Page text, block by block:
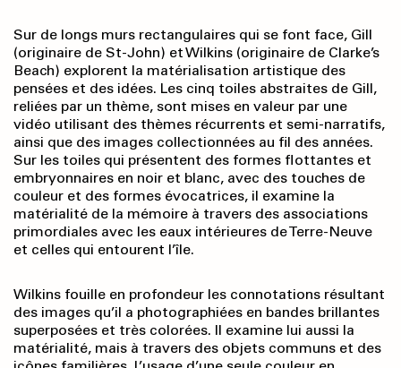
Sur de longs murs rectangulaires qui se font face, Gill
(originaire de St-John) et Wilkins (originaire de Clarke’s
Beach) explorent la matérialisation artistique des
pensées et des idées. Les cinq toiles abstraites de Gill,
reliées par un thème, sont mises en valeur par une
vidéo utilisant des thèmes récurrents et semi-narratifs,
ainsi que des images collectionnées au fil des années.
Sur les toiles qui présentent des formes flottantes et
embryonnaires en noir et blanc, avec des touches de
couleur et des formes évocatrices, il examine la
matérialité de la mémoire à travers des associations
primordiales avec les eaux intérieures de Terre-Neuve
et celles qui entourent l’île.
Wilkins fouille en profondeur les connotations résultant
des images qu’il a photographiées en bandes brillantes
superposées et très colorées. Il examine lui aussi la
matérialité, mais à travers des objets communs et des